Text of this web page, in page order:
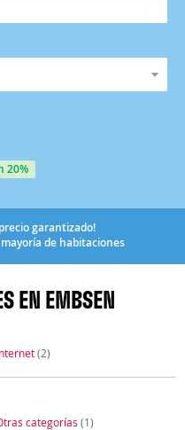
20%
garantizado!
de habitaciones
EN EMBSEN
(2)
categorías (1)